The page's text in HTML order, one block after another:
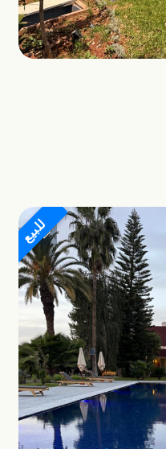
للبيع